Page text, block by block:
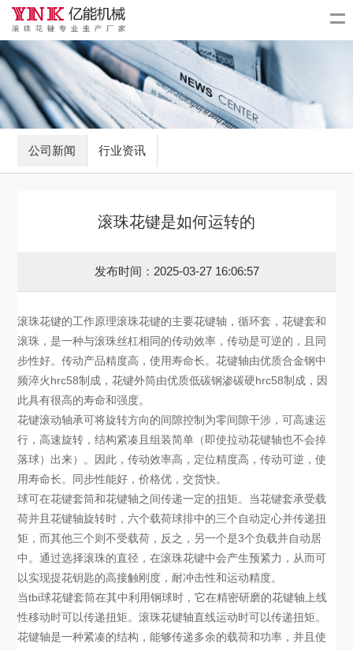
公司新闻 行业资讯
滚珠花键是如何运转的
发布时间：2025-03-27 16:06:57
滚珠花键的工作原理滚珠花键的主要花键轴，循环套，花键套和
滚珠，是一种与滚珠丝杠相同的传动效率，传动是可逆的，且同
步性好。传动产品精度高，使用寿命长。花键轴由优质合金钢中
频淬火hrc58制成，花键外筒由优质低碳钢渗碳硬hrc58制成，因
此具有很高的寿命和强度。
花键滚动轴承可将旋转方向的间隙控制为零间隙干涉，可高速运
行，高速旋转，结构紧凑且组装简单（即使拉动花键轴也不会掉
落球）出来）。因此，传动效率高，定位精度高，传动可逆，使
用寿命长。同步性能好，价格优，交货快。
球可在花键套筒和花键轴之间传递一定的扭矩。当花键套承受载
荷并且花键轴旋转时，六个载荷球排中的三个自动定心并传递扭
矩，而其他三个则不受载荷，反之，另一个是3个负载并自动居
中。通过选择滚珠的直径，在滚珠花键中会产生预紧力，从而可
以实现提花钥匙的高接触刚度，耐冲击性和运动精度。
当tbi球花键套筒在其中利用钢球时，它在精密研磨的花键轴上线
性移动时可以传递扭矩。滚珠花键轴直线运动时可以传递扭矩。
花键轴是一种紧凑的结构，能够传递多余的载荷和功率，并且使